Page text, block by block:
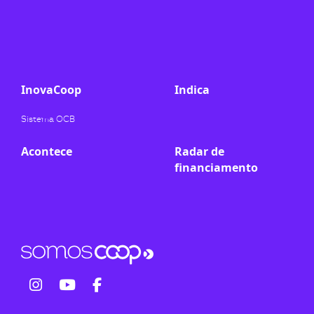
InovaCoop
Sistema OCB
Acontece
Indica
Radar de
financiamento
fab fabfab